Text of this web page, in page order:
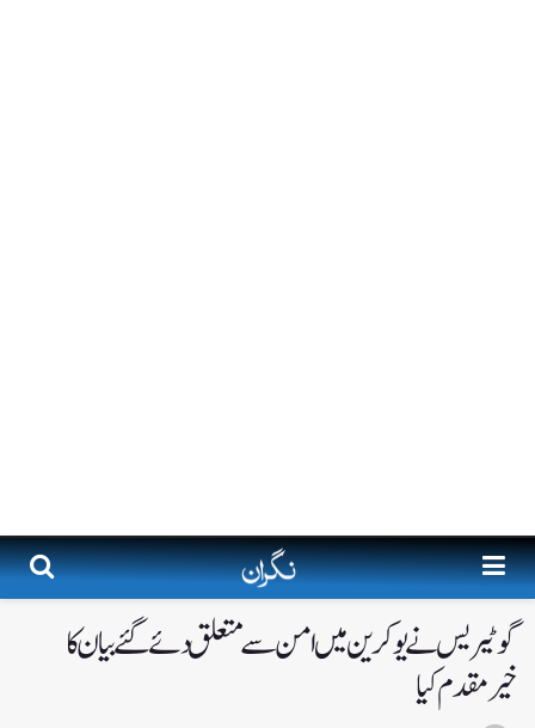
گوٹیریس نے یوکرین میں امن سے متعلق دئے گئے بیان کا
خیرمقدم کیا